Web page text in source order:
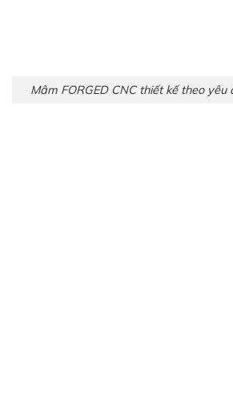
Mâm FORGED CNC thiết kế theo